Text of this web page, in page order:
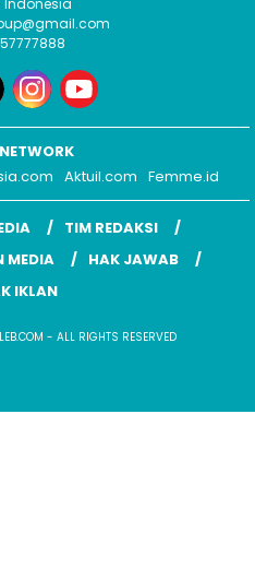
Indonesia
Aktuil.com Femme.id
TIM REDAKSI
MEDIA
HAK JAWAB
IKLAN
- ALL RIGHTS RESERVED